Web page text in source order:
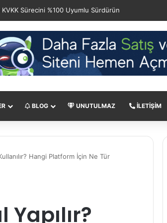
BLOG UNUTULMAZ İLETIŞIM
Hangi Platform İçin Ne Tür